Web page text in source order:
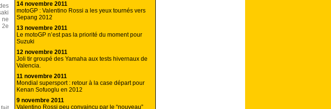
ne
14 novembre 2011
motoGP : Valentino Rossi a les yeux tournés vers
Sepang 2012
13 novembre 2011
Le motoGP n’est pas la priorité du moment pour
Suzuki
12 novembre 2011
Joli tir groupé des Yamaha aux tests hivernaux de
Valencia.
11 novembre 2011
Mondial supersport : retour à la case départ pour
Kenan Sofuoglu en 2012
9 novembre 2011
Valentino Rossi peu convaincu par le “nouveau”